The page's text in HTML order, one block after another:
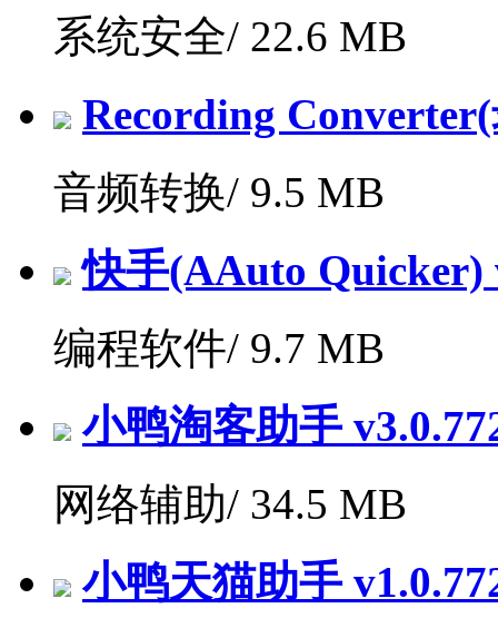
系统安全/ 22.6 MB
Recording
音频转换/ 9.5 MB
快手(AAuto Quicker)
编程软件/ 9.7 MB
小鸭淘客助手
网络辅助/ 34.5 MB
小鸭天猫助手